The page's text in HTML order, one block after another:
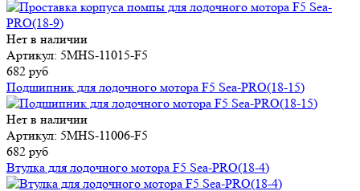
Нет в наличии
Артикул: 5MHS-11015-F5
682 руб
Подшипник для лодочного мотора F5 Sea-PRO(18-15)
Нет в наличии
Артикул: 5MHS-11006-F5
682 руб
Втулка для лодочного мотора F5 Sea-PRO(18-4)